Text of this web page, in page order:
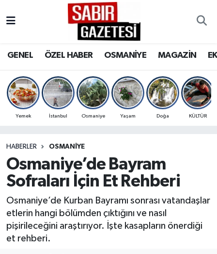
GENEL ÖZEL HABER OSMANİYE MAGAZİN
Yemek İstanbul Osmaniye Yaşam Doğa KÜLTÜR
HABERLER OSMANIYE
Osmaniye’de Bayram
Sofraları İçin Et Rehberi
Osmaniye’de Kurban Bayramı sonrası vatandaşlar
etlerin hangi bölümden çıktığını ve nasıl
pişirileceğini araştırıyor. İşte kasapların önerdiği
et rehberi.
OSMANİYE
MAGAZİN
SPOR
RESMİ İLANLAR
Osmaniye Nöbetçi Eczaneler
Osmaniye Trafik Yoğunluk Haritası
Süper Lig Puan Durumu ve Fikstür
Son Dakika Haberleri
Haber Arşivi